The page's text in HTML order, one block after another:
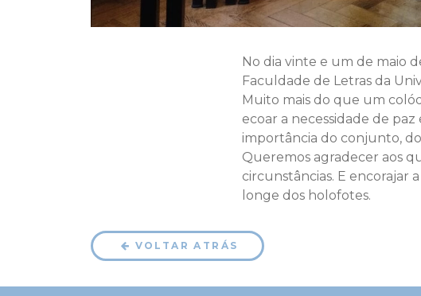
No dia vinte e um de maio
Faculdade de Letras da
Muito mais do que um
ecoar a necessidade de
importância do conjunto,
Queremos agradecer aos
circunstâncias. E encorajar
longe dos holofotes.
VOLTAR ATRÁS